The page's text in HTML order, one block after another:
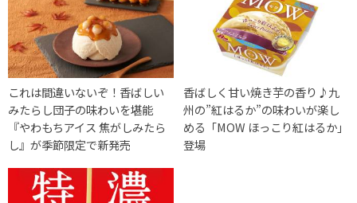
これは間違いないぞ！香ばしい
みたらし団子の味わいを堪能
『やわもちアイス 焦がしみたら
し』が季節限定で新発売
香ばしく甘い焼き芋の香り♪九
州の”紅はるか”の味わいが楽し
める「MOW ほっこり紅はるか」
登場